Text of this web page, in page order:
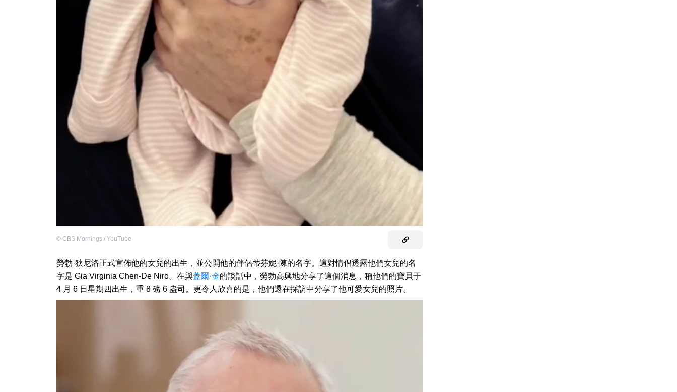
© CBS Mornings / YouTube
勞勃·狄尼洛正式宣佈他的女兒的出生，並公開他的伴侶蒂芬妮·陳的名字。這對情侶透露他們女兒的名
字是 Gia Virginia Chen-De Niro。在與蓋爾·金的談話中，勞勃高興地分享了這個消息，稱他們的寶貝于
4 月 6 日星期四出生，重 8 磅 6 盎司。更令人欣喜的是，他們還在採訪中分享了他可愛女兒的照片。